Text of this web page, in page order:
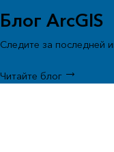
Блог ArcGIS
Следите за последней
Читайте блог